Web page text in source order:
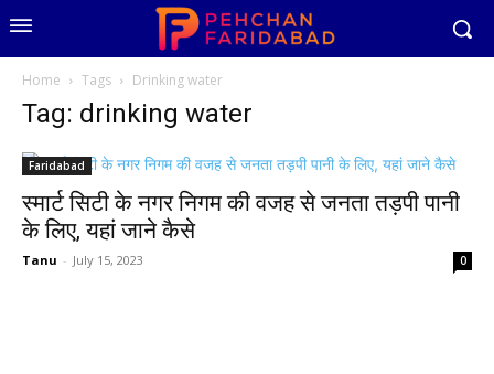
Home Tags Drinking water
Tag: drinking water
Faridabad
स्मार्ट सिटी के नगर निगम की वजह से जनता तड़पी पानी
के लिए, यहां जाने कैसे
Tanu - July 15, 2023 0